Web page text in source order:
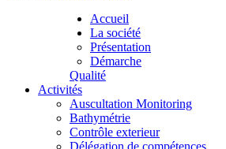
Accueil
La société
Présentation
Démarche
Qualité
Activités
Auscultation Monitoring
Bathymétrie
Contrôle exterieur